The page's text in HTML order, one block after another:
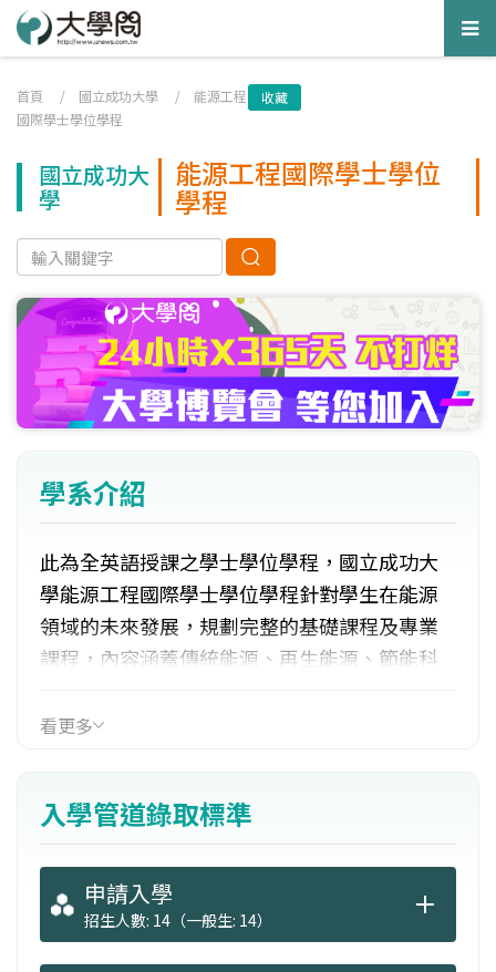
首頁 / 國立成功大學 / 能源工程
國際學士學位學程
收藏
國立成功大
學
能源工程國際學士學位
學程
學系介紹
此為全英語授課之學士學位學程，國立成功大
學能源工程國際學士學位學程針對學生在能源
領域的未來發展，規劃完整的基礎課程及專業
課程，內容涵蓋傳統能源、再生能源、節能科
能源經濟與策略，結合能源領域研究能量與國
未來全球能源運動的國際觀，從而建構紮實的
綠色能源技術專業。
看更多
入學管道錄取標準
申請入學
招生人數: 14（一般生: 14）